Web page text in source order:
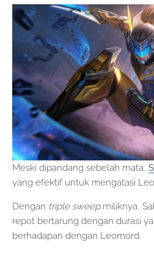
Meski dipandang sebelah mata,
yang efektif untuk mengatasi
Dengan triple sweepmiliknya,
repot bertarung dengan durasi
berhadapan dengan Leomord.